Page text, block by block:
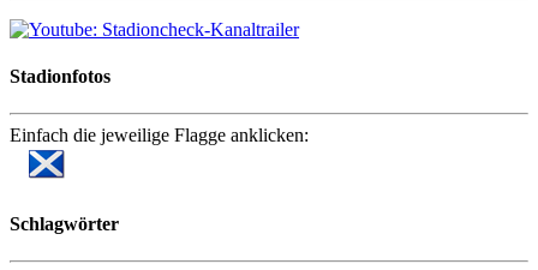
Stadionfotos
Einfach die jeweilige Flagge anklicken:
Schlagwörter